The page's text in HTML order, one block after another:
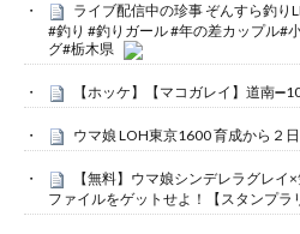
ライブ配信中の珍事 ぞんすら釣り
#釣り #釣りガール #年の差カップル#
グ#栃木県
【ホッケ】【マコガレイ】道南
ウマ娘 LOH東京1600 育成から２
【無料】ウマ娘シンデレラグレ
ファイルをゲットせよ！【スタンプラ